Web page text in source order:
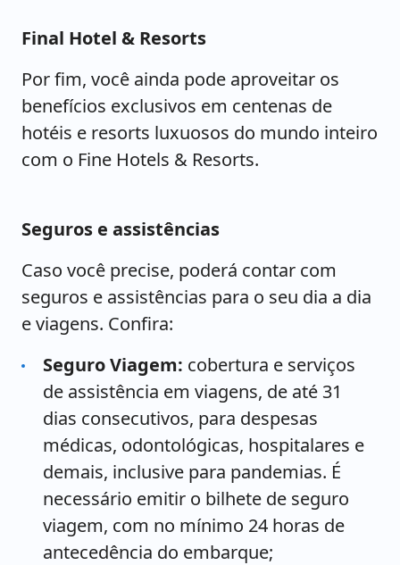
Final Hotel & Resorts
Por fim, você ainda pode aproveitar os
benefícios exclusivos em centenas de
hotéis e resorts luxuosos do mundo inteiro
com o Fine Hotels & Resorts.
Seguros e assistências
Caso você precise, poderá contar com
seguros e assistências para o seu dia a dia
e viagens. Confira:
Seguro Viagem: cobertura e serviços
de assistência em viagens, de até 31
dias consecutivos, para despesas
médicas, odontológicas, hospitalares e
demais, inclusive para pandemias. É
necessário emitir o bilhete de seguro
viagem, com no mínimo 24 horas de
antecedência do embarque;